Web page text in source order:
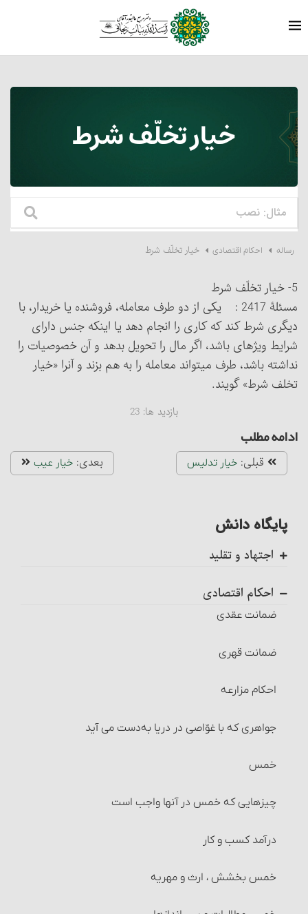
خیار تخلّف شرط
رساله احکام اقتصادی خیار تخلّف شرط
5- خیار تخلّف شرط
مسئلۀ 2417 : یکی از دو طرف معامله، فروشنده یا خریدار، با
دیگری شرط کند که کاری را انجام دهد یا اینکه جنس دارای
شرایط ویژه‏ای باشد، اگر مال را تحویل بدهد و آن خصوصیات را
نداشته باشد، طرف می‏تواند معامله را به هم بزند و آن‎را «خیار
تخلف شرط» گویند.
بازدید ها: 23
ادامه مطلب
قبلی: خیار تدلیس بعدی: خیار عیب
پایگاه دانش
اجتهاد و تقلید
اجتهاد، واجب کفایی است
احکام تکلیف
احکام تقلید
احکام تغییر تقلید (عدول)
بقای بر تقلید میت
تغییر رأی مجتهد و احکام آن
عدالت و نشانه ‏های آن
احکام اقتصادی
ضمانت عقدی
ضمانت قهری
احکام مزارعه‏
جواهری که با غوّاصی در دریا به‌دست می‏ آید
خمس
چیزهایی که خمس در آنها واجب است‏
درآمد کسب و کار
خمس بخشش ، ارث و مهریه